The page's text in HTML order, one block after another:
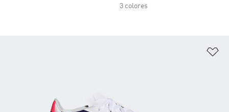
3 colores